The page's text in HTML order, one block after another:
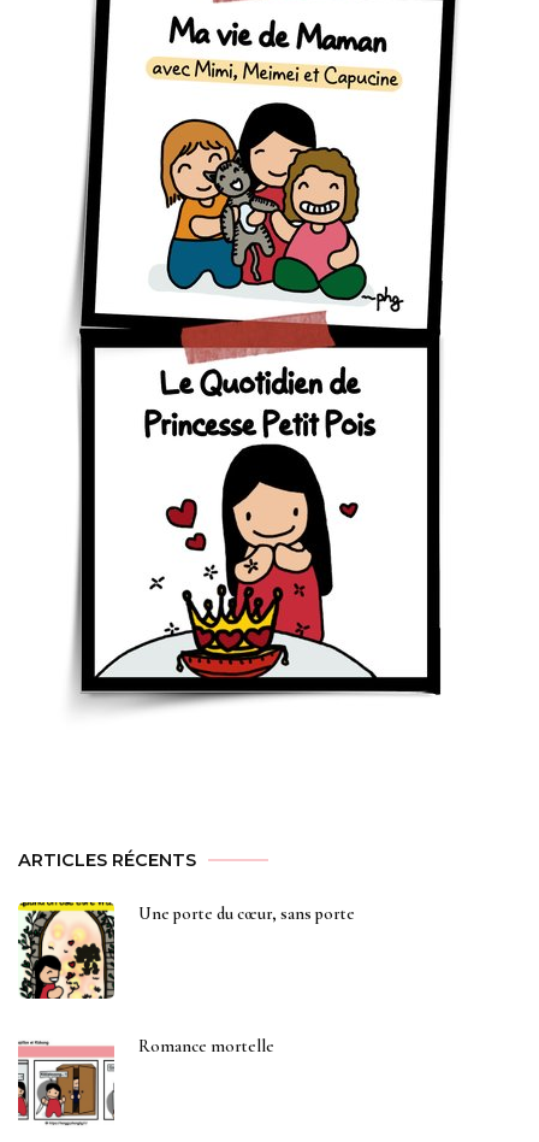
ARTICLES RÉCENTS
Une porte du cœur, sans porte
Romance mortelle